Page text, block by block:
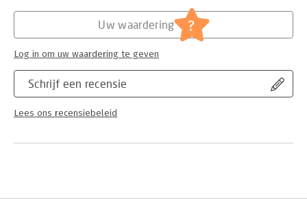
Mens en maatschappij
Schrijf een recensie
Lees ons recensiebeleid
Uw waardering ?
Log in om uw waardering te geven